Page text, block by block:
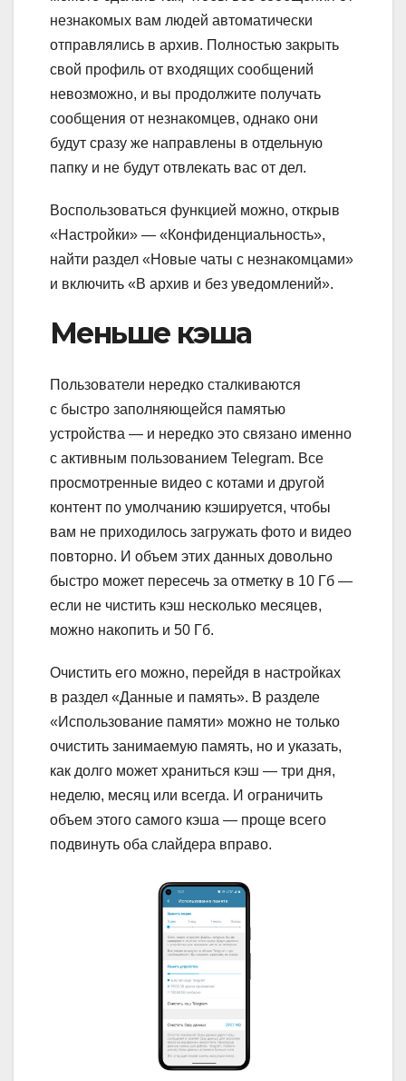
незнакомых вам людей автоматически
отправлялись в архив. Полностью закрыть
свой профиль от входящих сообщений
невозможно, и вы продолжите получать
сообщения от незнакомцев, однако они
будут сразу же направлены в отдельную
папку и не будут отвлекать вас от дел.
Воспользоваться функцией можно, открыв
«Настройки» — «Конфиденциальность»,
найти раздел «Новые чаты с незнакомцами»
и включить «В архив и без уведомлений».
Меньше кэша
Пользователи нередко сталкиваются
с быстро заполняющейся памятью
устройства — и нередко это связано именно
с активным пользованием Telegram. Все
просмотренные видео с котами и другой
контент по умолчанию кэшируется, чтобы
вам не приходилось загружать фото и видео
повторно. И объем этих данных довольно
быстро может пересечь за отметку в 10 Гб —
если не чистить кэш несколько месяцев,
можно накопить и 50 Гб.
Очистить его можно, перейдя в настройках
в раздел «Данные и память». В разделе
«Использование памяти» можно не только
очистить занимаемую память, но и указать,
как долго может храниться кэш — три дня,
неделю, месяц или всегда. И ограничить
объем этого самого кэша — проще всего
подвинуть оба слайдера вправо.